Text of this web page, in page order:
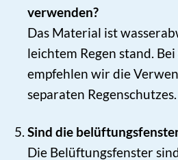
verwenden?
Das Material ist
leichtem Regen stand.
empfehlen wir die
separaten Regenschutzes.
Sind die
Die Belüftungsfenster